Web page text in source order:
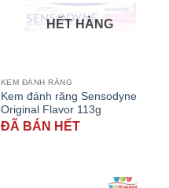
HẾT HÀNG
KEM ĐÁNH RĂNG
Kem đánh răng Sensodyne
Original Flavor 113g
ĐÃ BÁN HẾT